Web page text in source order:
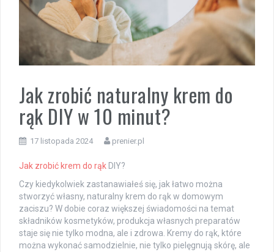
Jak zrobić naturalny krem do
rąk DIY w 10 minut?
17 listopada 2024 prenier.pl
Jak zrobić krem do rąk DIY?
Czy kiedykolwiek zastanawiałeś się, jak łatwo można
stworzyć własny, naturalny krem do rąk w domowym
zaciszu? W dobie coraz większej świadomości na temat
składników kosmetyków, produkcja własnych preparatów
staje się nie tylko modna, ale i zdrowa. Kremy do rąk, które
można wykonać samodzielnie, nie tylko pielęgnują skórę, ale